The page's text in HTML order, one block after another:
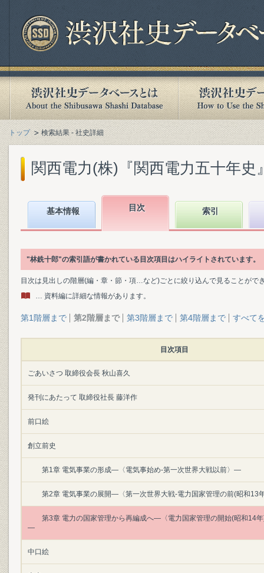
トップ 検索結果 - 社史詳細
関西電力(株)『関西電力五十年史
基本情報 目次 索引
"林銑十郎"の索引語が書かれている目次項目はハイライトされています。
目次は見出しの階層(編・章・節・項…など)ごとに絞り込んで見ることがで
… 資料編に詳細な情報があります。
第1階層まで 第2階層まで 第3階層まで 第4階層まで すべて
目次項目
ごあいさつ 取締役会長 秋山喜久
発刊にあたって 取締役社長 藤洋作
前口絵
創立前史
第1章 電気事業の形成―〈電気事始め‐第一次世界大戦以前〉―
第2章 電気事業の展開―〈第一次世界大戦‐電力国家管理の前(昭和13
第3章 電力の国家管理から再編成へ―〈電力国家管理の開始(昭和14年
―
中口絵